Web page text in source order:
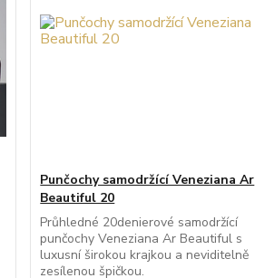
Punčochy samodržící Veneziana Ar
Beautiful 20
Průhledné 20denierové samodržící
punčochy Veneziana Ar Beautiful s
luxusní širokou krajkou a neviditelně
zesílenou špičkou.